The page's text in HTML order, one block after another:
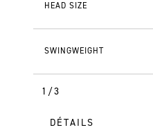
HEAD SIZE
SWINGWEIGHT
1/3
DÉTAILS